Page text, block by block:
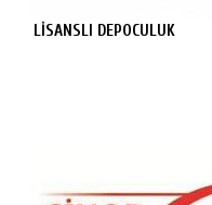
LİSANSLI DEPOCULUK